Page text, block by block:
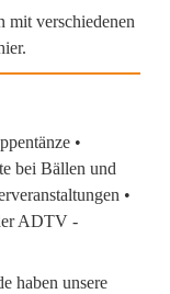
mit verschiedenen
•
bei Bällen und
•
ADTV -
haben unsere